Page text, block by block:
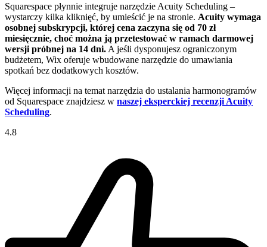
Squarespace płynnie integruje narzędzie Acuity Scheduling –
wystarczy kilka kliknięć, by umieścić je na stronie. Acuity wymaga
osobnej subskrypcji, której cena zaczyna się od 70 zł
miesięcznie, choć można ją przetestować w ramach darmowej
wersji próbnej na 14 dni. A jeśli dysponujesz ograniczonym
budżetem, Wix oferuje wbudowane narzędzie do umawiania
spotkań bez dodatkowych kosztów.
Więcej informacji na temat narzędzia do ustalania harmonogramów
od Squarespace znajdziesz w naszej eksperckiej recenzji Acuity
Scheduling.
4.8